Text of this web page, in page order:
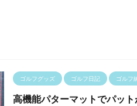
ゴルフグッズ ゴルフ日記 ゴルフ
高機能パターマットでパッ